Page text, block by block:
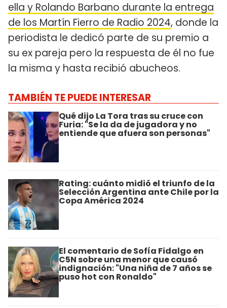
ella y Rolando Barbano durante la entrega
de los Martín Fierro de Radio 2024, donde la
periodista le dedicó parte de su premio a
su ex pareja pero la respuesta de él no fue
la misma y hasta recibió abucheos.
TAMBIÉN TE PUEDE INTERESAR
Qué dijo La Tora tras su cruce con
Furia: "Se la da de jugadora y no
entiende que afuera son personas"
Rating: cuánto midió el triunfo de la
Selección Argentina ante Chile por la
Copa América 2024
El comentario de Sofía Fidalgo en
C5N sobre una menor que causó
indignación: "Una niña de 7 años se
puso hot con Ronaldo"